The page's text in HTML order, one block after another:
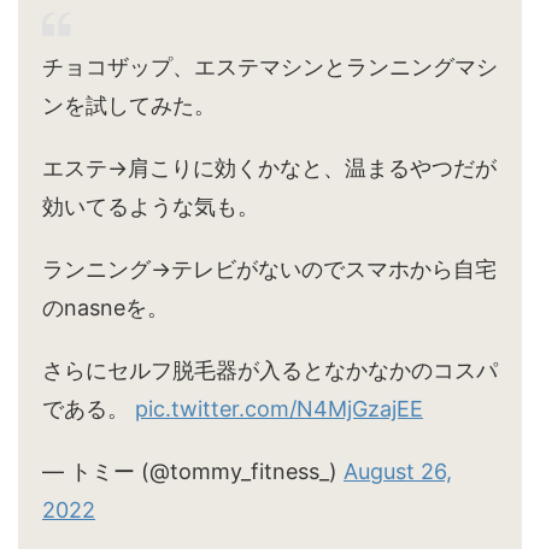
チョコザップ、エステマシンとランニングマシ
ンを試してみた。
エステ→肩こりに効くかなと、温まるやつだが
効いてるような気も。
ランニング→テレビがないのでスマホから自宅
のnasneを。
さらにセルフ脱毛器が入るとなかなかのコスパ
である。 pic.twitter.com/N4MjGzajEE
— トミー (@tommy_fitness_) August 26,
2022